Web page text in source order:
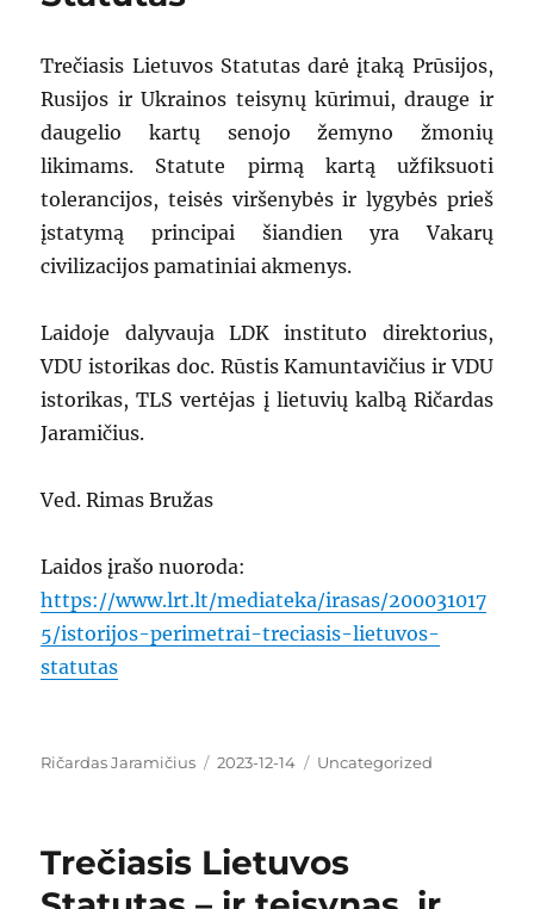
Trečiasis Lietuvos Statutas darė įtaką Prūsijos,
Rusijos ir Ukrainos teisynų kūrimui, drauge ir
daugelio kartų senojo žemyno žmonių
likimams. Statute pirmą kartą užfiksuoti
tolerancijos, teisės viršenybės ir lygybės prieš
įstatymą principai šiandien yra Vakarų
civilizacijos pamatiniai akmenys.
Laidoje dalyvauja LDK instituto direktorius,
VDU istorikas doc. Rūstis Kamuntavičius ir VDU
istorikas, TLS vertėjas į lietuvių kalbą Ričardas
Jaramičius.
Ved. Rimas Bružas
Laidos įrašo nuoroda:
https://www.lrt.lt/mediateka/irasas/200031017
5/istorijos-perimetrai-treciasis-lietuvos-
statutas
Author
Ričardas Jaramičius
Posted
2023-12-14 Categories
Uncategorized
Trečiasis Lietuvos